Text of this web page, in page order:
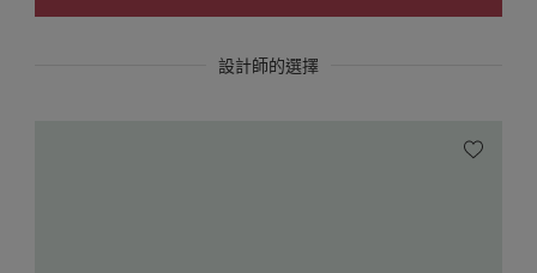
設計師的選擇